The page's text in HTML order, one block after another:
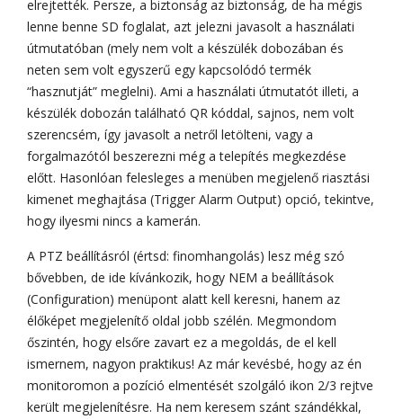
elrejtették. Persze, a biztonság az biztonság, de ha mégis
lenne benne SD foglalat, azt jelezni javasolt a használati
útmutatóban (mely nem volt a készülék dobozában és
neten sem volt egyszerű egy kapcsolódó termék
“hasznutját” meglelni). Ami a használati útmutatót illeti, a
készülék dobozán található QR kóddal, sajnos, nem volt
szerencsém, így javasolt a netről letölteni, vagy a
forgalmazótól beszerezni még a telepítés megkezdése
előtt. Hasonlóan felesleges a menüben megjelenő riasztási
kimenet meghajtása (Trigger Alarm Output) opció, tekintve,
hogy ilyesmi nincs a kamerán.
A PTZ beállításról (értsd: finomhangolás) lesz még szó
bővebben, de ide kívánkozik, hogy NEM a beállítások
(Configuration) menüpont alatt kell keresni, hanem az
élőképet megjelenítő oldal jobb szélén. Megmondom
őszintén, hogy elsőre zavart ez a megoldás, de el kell
ismernem, nagyon praktikus! Az már kevésbé, hogy az én
monitoromon a pozíció elmentését szolgáló ikon 2/3 rejtve
került megjelenítésre. Ha nem keresem szánt szándékkal,